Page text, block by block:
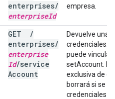
enterprises/
enterpriseId
empresa.
GET
/
enterprises/
enterprise
Id/service
Account
Devuelve una
credenciales.
puede vincular
setAccount.
exclusiva de
borrará si se
credenciales